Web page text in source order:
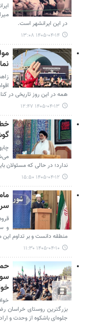
در این ایرانشهر است.
۱۴۰۵-۰۴-۱۴ ۱۳:۰۸
همه در این روز تاریخی در
۱۴۰۵-۰۴-۱۳ ۱۲:۴۷
ندارد؛ در حالی که مسئولان
۱۴۰۵-۰۴-۱۲ ۱۵:۵۰
و
منطقه دانست و بر تداوم این
۱۴۰۵-۰۴-۱۰ ۱۱:۳۰
بزرگترین روستای خراسان
جلوه‌ای باشکوه از وحدت و